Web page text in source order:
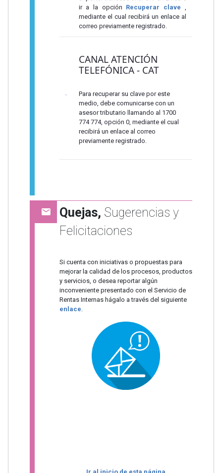
ir a la opción Recuperar clave
mediante el cual recibirá un enlace al
correo previamente registrado.
CANAL ATENCIÓN
TELEFÓNICA - CAT
Para recuperar su clave por este
medio, debe comunicarse con un
asesor tributario llamando al 1700
774 774, opción 0, mediante el cual
recibirá un enlace al correo
previamente registrado.
Quejas, Sugerencias y
Felicitaciones
Si cuenta con iniciativas o propuestas para
mejorar la calidad de los procesos, productos
y servicios, o desea reportar algún
inconveniente presentado con el Servicio de
Rentas Internas hágalo a través del siguiente
enlace